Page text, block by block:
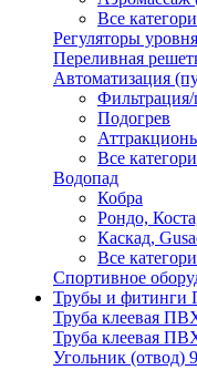
Все
Регуляторы
Переливная
Автоматизация
Фильтрация/
Подогрев
Все
Водопад
Кобра
Рондо,
Каскад,
Все
Спортивное
Трубы и
Труба клеевая
Труба клеевая
Угольник (отвод)